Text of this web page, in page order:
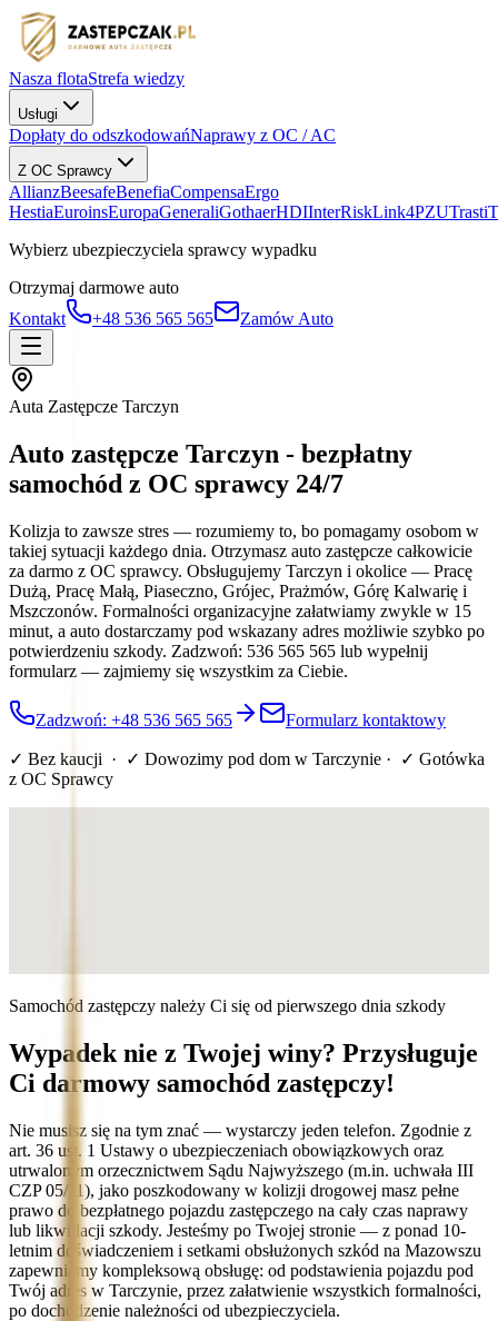
Nasza flotaStrefa wiedzy
Usługi
Dopłaty do odszkodowańNaprawy z OC / AC
Z OC Sprawcy
AllianzBeesafeBenefiaCompensaErgo
HestiaEuroinsEuropaGeneraliGothaerHDIInterRiskLink4PZUTrasti
Wybierz ubezpieczyciela sprawcy wypadku
Otrzymaj darmowe auto
Kontakt
+48 536 565 565 Zamów Auto
Auta Zastępcze Tarczyn
Auto zastępcze Tarczyn - bezpłatny
samochód z OC sprawcy 24/7
Kolizja to zawsze stres — rozumiemy to, bo pomagamy osobom w
takiej sytuacji każdego dnia. Otrzymasz auto zastępcze całkowicie
za darmo z OC sprawcy. Obsługujemy Tarczyn i okolice — Pracę
Dużą, Pracę Małą, Piaseczno, Grójec, Prażmów, Górę Kalwarię i
Mszczonów. Formalności organizacyjne załatwiamy zwykle w 15
minut, a auto dostarczamy pod wskazany adres możliwie szybko po
potwierdzeniu szkody. Zadzwoń: 536 565 565 lub wypełnij
formularz — zajmiemy się wszystkim za Ciebie.
Zadzwoń: +48 536 565 565 Formularz kontaktowy
✓ Bez kaucji · ✓ Dowozimy pod dom w Tarczynie · ✓ Gotówka
z OC Sprawcy
Samochód zastępczy należy Ci się od pierwszego dnia szkody
Wypadek nie z Twojej winy? Przysługuje
Ci darmowy samochód zastępczy!
Nie musisz się na tym znać — wystarczy jeden telefon. Zgodnie z
art. 36 ust. 1 Ustawy o ubezpieczeniach obowiązkowych oraz
utrwalonym orzecznictwem Sądu Najwyższego (m.in. uchwała III
CZP 05/11), jako poszkodowany w kolizji drogowej masz pełne
prawo do bezpłatnego pojazdu zastępczego na cały czas naprawy
lub likwidacji szkody. Jesteśmy po Twojej stronie — z ponad 10-
letnim doświadczeniem i setkami obsłużonych szkód na Mazowszu
zapewniamy kompleksową obsługę: od podstawienia pojazdu pod
Twój adres w Tarczynie, przez załatwienie wszystkich formalności,
po dochodzenie należności od ubezpieczyciela.